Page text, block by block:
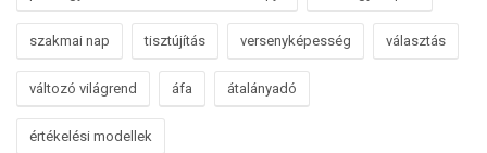
szakmai nap tisztújítás versenyképesség választás
változó világrend áfa átalányadó
értékelési modellek